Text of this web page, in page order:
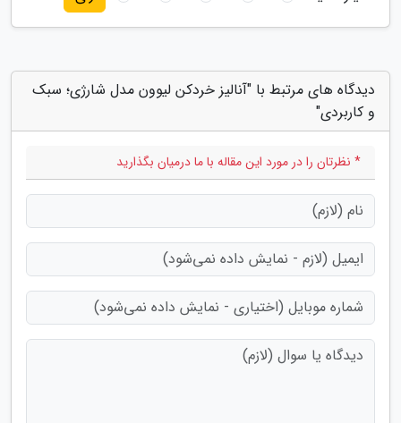
دیدگاه های مرتبط با "آنالیز خردکن لیوون مدل شارژی؛ سبک
و کاربردی"
* نظرتان را در مورد این مقاله با ما درمیان بگذارید